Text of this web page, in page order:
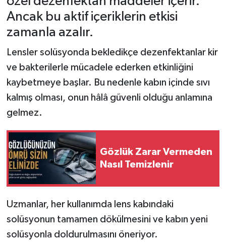
Ancak bu aktif içeriklerin etkisi
zamanla azalır.
Lensler solüsyonda bekledikçe dezenfektanlar kir
ve bakterilerle mücadele ederken etkinliğini
kaybetmeye başlar. Bu nedenle kabın içinde sıvı
kalmış olması, onun hâlâ güvenli olduğu anlamına
gelmez.
Gözlük Zarar Vermeden
Nasıl Temizlenir
Uzmanlar, her kullanımda lens kabındaki
solüsyonun tamamen dökülmesini ve kabın yeni
solüsyonla doldurulmasını öneriyor.